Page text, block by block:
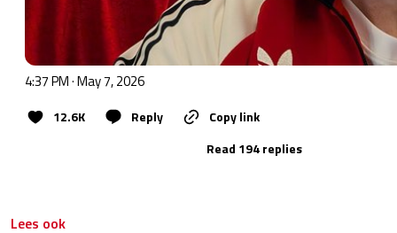
4:37 PM · May 7, 2026
12.6K Reply
Copy link
Read 194 replies
Lees ook